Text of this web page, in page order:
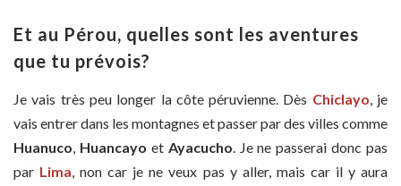
Et au Pérou, quelles sont les aventures
que tu prévois?
Je vais très peu longer la côte péruvienne. Dès Chiclayo, je
vais entrer dans les montagnes et passer par des villes comme
Huanuco, Huancayo et Ayacucho. Je ne passerai donc pas
par Lima, non car je ne veux pas y aller, mais car il y aura